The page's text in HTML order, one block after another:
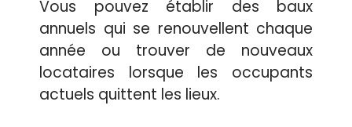
Vous pouvez établir des baux
annuels qui se renouvellent chaque
année ou trouver de nouveaux
locataires lorsque les occupants
actuels quittent les lieux.